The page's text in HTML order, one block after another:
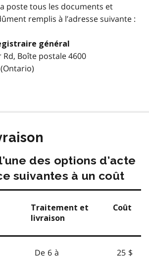
poste tous les documents et
remplis à l’adresse suivante :
général
Rd, Boîte postale 4600
des options d’acte
suivantes à un coût
Traitement et
livraison
Coût
De 6 à
25 $